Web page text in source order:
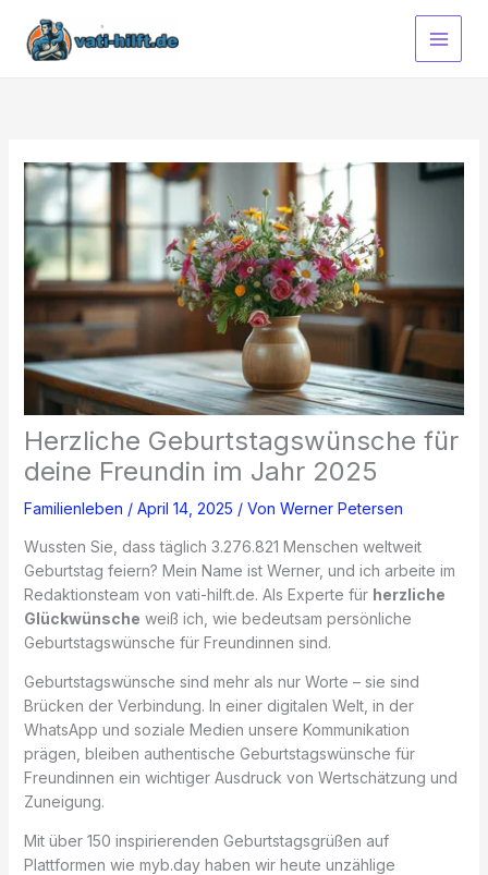
Inhalt
springen
Herzliche Geburtstagswünsche für
deine Freundin im Jahr 2025
Familienleben / April 14, 2025 / Von Werner Petersen
Wussten Sie, dass täglich 3.276.821 Menschen weltweit
Geburtstag feiern? Mein Name ist Werner, und ich arbeite im
Redaktionsteam von vati-hilft.de. Als Experte für herzliche
Glückwünsche weiß ich, wie bedeutsam persönliche
Geburtstagswünsche für Freundinnen sind.
Geburtstagswünsche sind mehr als nur Worte – sie sind
Brücken der Verbindung. In einer digitalen Welt, in der
WhatsApp und soziale Medien unsere Kommunikation
prägen, bleiben authentische Geburtstagswünsche für
Freundinnen ein wichtiger Ausdruck von Wertschätzung und
Zuneigung.
Mit über 150 inspirierenden Geburtstagsgrüßen auf
Plattformen wie myb.day haben wir heute unzählige